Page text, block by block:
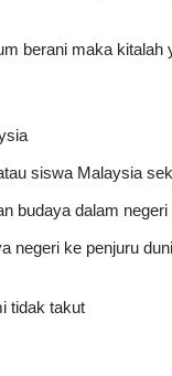
berani maka kitalah
siswa Malaysia
budaya dalam negeri
negeri ke penjuru
tidak takut